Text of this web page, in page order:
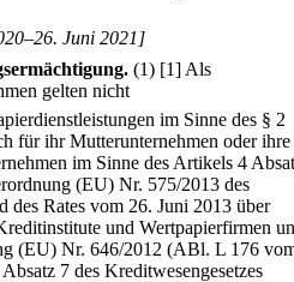
Juni 2021]
(1) [1] Als
gelten nicht
im Sinne des § 2
für ihr Mutterunternehmen oder ihre
im Sinne des Artikels 4
(EU) Nr. 575/2013 des
des Rates vom 26. Juni 2013 über
und Wertpapierfirmen
(EU) Nr. 646/2012 (ABl. L 176
7 des Kreditwesengesetzes